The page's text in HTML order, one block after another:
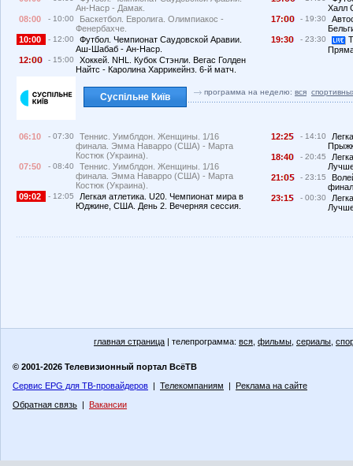
Ан-Наср - Дамак.
08:00
- 10:00
Баскетбол. Евролига. Олимпиакос -
Фенербахче.
10:00
- 12:00
Футбол. Чемпионат Саудовской Аравии.
Аш-Шабаб - Ан-Наср.
12:
- 15:00
Хоккей. NHL. Кубок Стэнли. Вегас Голден
Найтс - Каролина Харрикейнз. 6-й матч.
Халл
17:
- 19:30
19:3
- 23:30
Суспільне Київ программа на неделю: вся
06:10 - 07:30
Теннис. Уимблдон. Женщины. 1/16
финала. Эмма Наварро (США) - Марта
Костюк (Украина).
07:50
- 08:40
Теннис. Уимблдон. Женщины. 1/16
финала. Эмма Наварро (США) - Марта
Костюк (Украина).
09:02
- 12:05
Легкая атлетика. U20. Чемпионат мира в
Юджине, США. День 2. Вечерняя сессия.
12:2 - 14:10
18:4
- 20:45
21:
- 23:15
23:1
- 00:30
главная страница | телепрограмма: вся фильмы сериалы
© 2001-2026 Телевизионный портал ВсёТВ
Сервис EPG для ТВ-провайдеров | Телекомпаниям | Реклама на сайте
Обратная связь | Вакансии